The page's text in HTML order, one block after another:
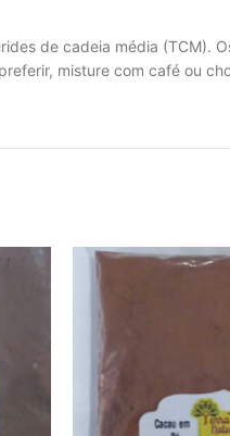
de cadeia média (TCM).
misture com café ou